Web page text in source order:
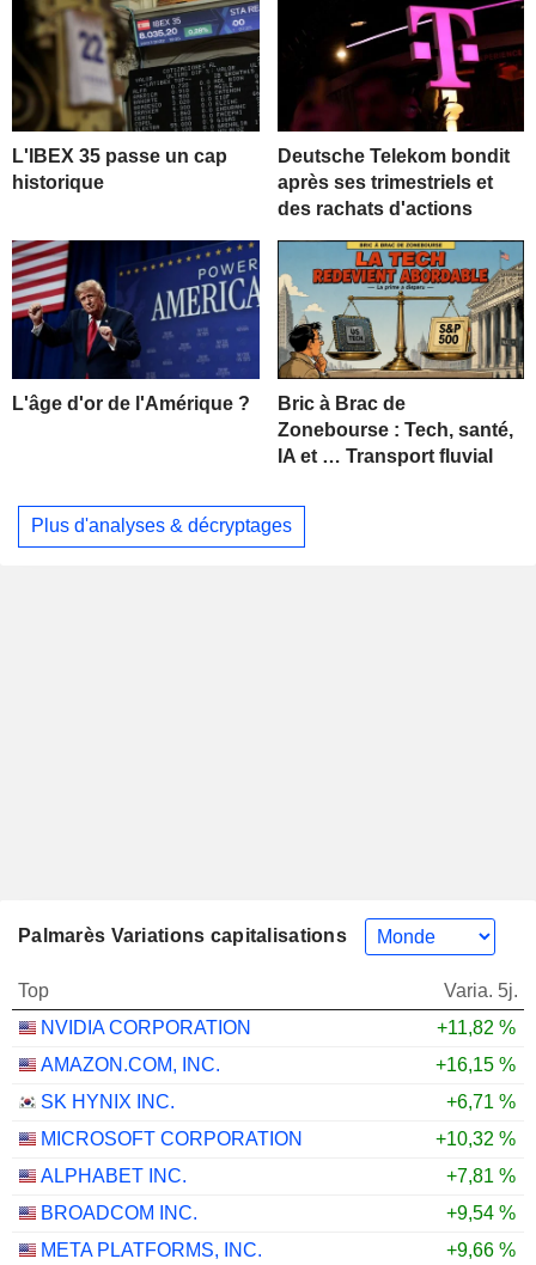
L'IBEX 35 passe un cap
historique
Deutsche Telekom bondit
après ses trimestriels et
des rachats d'actions
L'âge d'or de l'Amérique ?
Bric à Brac de
Zonebourse : Tech, santé,
IA et … Transport fluvial
Plus d'analyses & décryptages
Palmarès Variations capitalisations
Top
Varia. 5j.
NVIDIA CORPORATION
+11,82 %
AMAZON.COM, INC.
+16,15 %
SK HYNIX INC.
+6,71 %
MICROSOFT CORPORATION
+10,32 %
ALPHABET INC.
+7,81 %
BROADCOM INC.
+9,54 %
META PLATFORMS, INC.
+9,66 %